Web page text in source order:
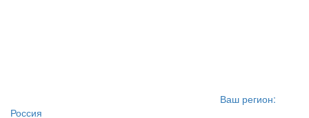
Ваш регион:
Россия